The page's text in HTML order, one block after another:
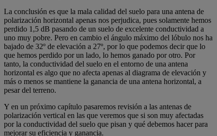
La conclusión es que la mala calidad del suelo para una antena de
polarización horizontal apenas nos perjudica, pues solamente hemos
perdido 1,5 dB pasando de un suelo de excelente conductividad a
uno muy pobre. Pero en cambio el ángulo máximo del lóbulo nos ha
bajado de 32º de elevación a 27º, por lo que podemos decir que lo
que hemos perdido por un lado, lo hemos ganado por otro. Por
tanto, la conductividad del suelo en el entorno de una antena
horizontal es algo que no afecta apenas al diagrama de elevación y
más o menos se mantiene la ganancia de una antena horizontal, a
pesar del terreno.
Y en un próximo capítulo pasaremos revisión a las antenas de
polarización vertical en las que veremos que si son muy afectadas
por la conductividad del suelo que pisan y qué debemos hacer para
mejorar su eficiencia y ganancia.